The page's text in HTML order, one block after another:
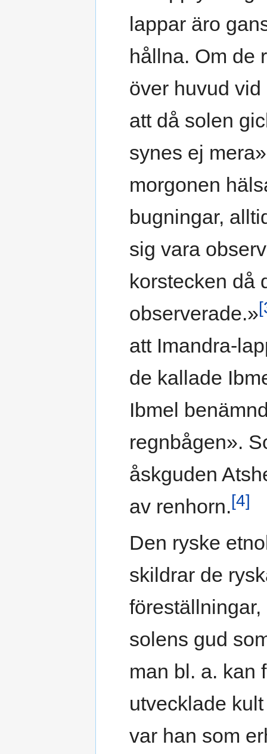
lappar äro
hållna. Om de
över huvud
att då solen
synes ej
morgonen
bugningar,
sig vara
korstecken då
observerade.»
att Imandra-
de kallade
Ibmel
regnbågen».
åskguden
av renhorn.[4]
Den ryske
skildrar de
solens gud
man bl. a. kan
utvecklade
var han som